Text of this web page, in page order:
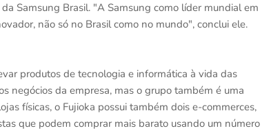
Samsung Brasil. "A Samsung como líder mundial em
não só no Brasil como no mundo", conclui ele.
produtos de tecnologia e informática à vida das
negócios da empresa, mas o grupo também é uma
físicas, o Fujioka possui também dois e-commerces,
que podem comprar mais barato usando um número